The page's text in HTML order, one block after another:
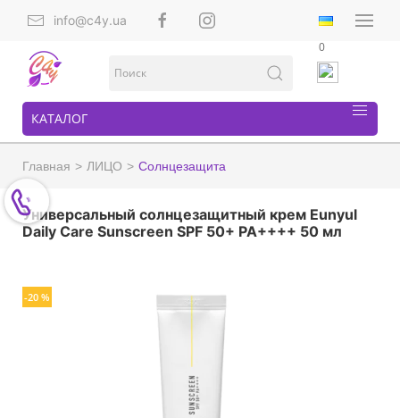
info@c4y.ua
0
КАТАЛОГ
Главная ЛИЦО Солнцезащита
Универсальный солнцезащитный крем Eunyul
Daily Care Sunscreen SPF 50+ PA++++ 50 мл
-20 %